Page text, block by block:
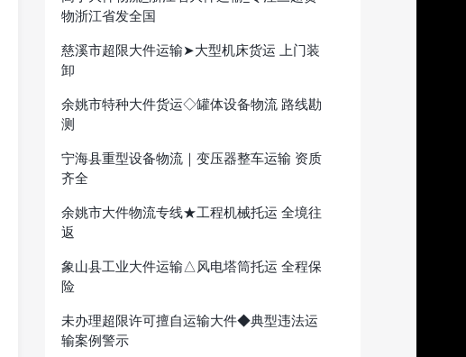
物浙江省发全国
慈溪市超限大件运输➤大型机床货运 上门装
卸
余姚市特种大件货运◇罐体设备物流 路线勘
测
宁海县重型设备物流｜变压器整车运输 资质
齐全
余姚市大件物流专线★工程机械托运 全境往
返
象山县工业大件运输△风电塔筒托运 全程保
险
未办理超限许可擅自运输大件◆典型违法运
输案例警示